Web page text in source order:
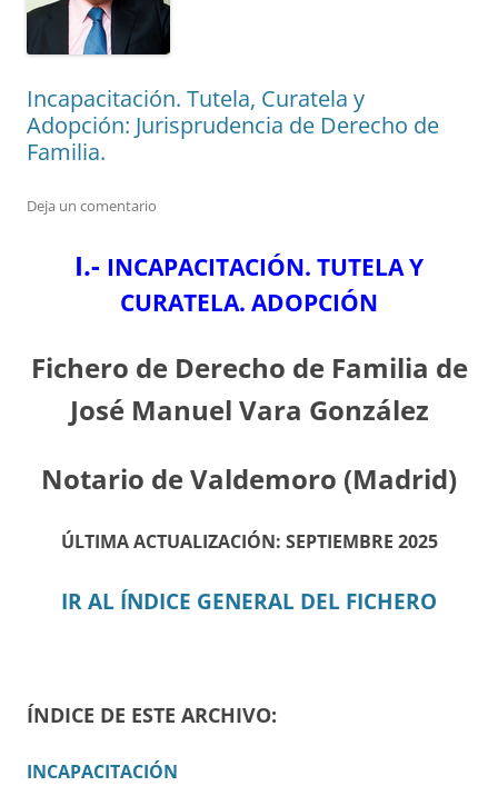
Incapacitación. Tutela, Curatela y
Adopción: Jurisprudencia de Derecho de
Familia.
Deja un comentario
I.- INCAPACITACIÓN. TUTELA Y
CURATELA. ADOPCIÓN
Fichero de Derecho de Familia de
José Manuel Vara González
Notario de Valdemoro (Madrid)
ÚLTIMA ACTUALIZACIÓN: SEPTIEMBRE 2025
IR AL ÍNDICE GENERAL DEL FICHERO
ÍNDICE DE ESTE ARCHIVO:
INCAPACITACIÓN